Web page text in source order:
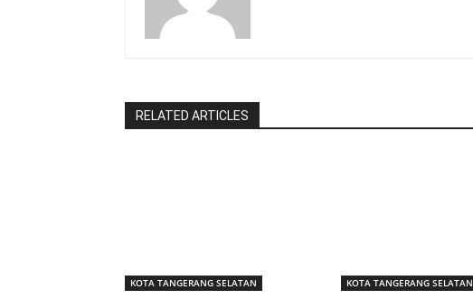
RELATED ARTICLES
KOTA TANGERANG SELATAN KOTA TANGERANG SELATAN